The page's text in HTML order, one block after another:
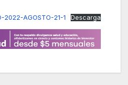
2022-AGOSTO-21-1 Descarga